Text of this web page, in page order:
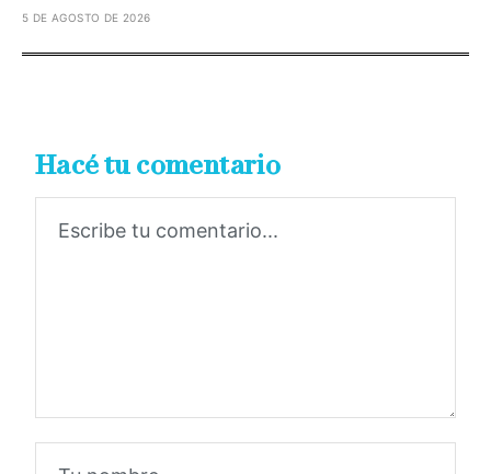
5 DE AGOSTO DE 2026
Hacé tu comentario